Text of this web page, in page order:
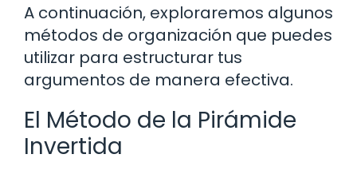
A continuación, exploraremos algunos
métodos de organización que puedes
utilizar para estructurar tus
argumentos de manera efectiva.
El Método de la Pirámide
Invertida